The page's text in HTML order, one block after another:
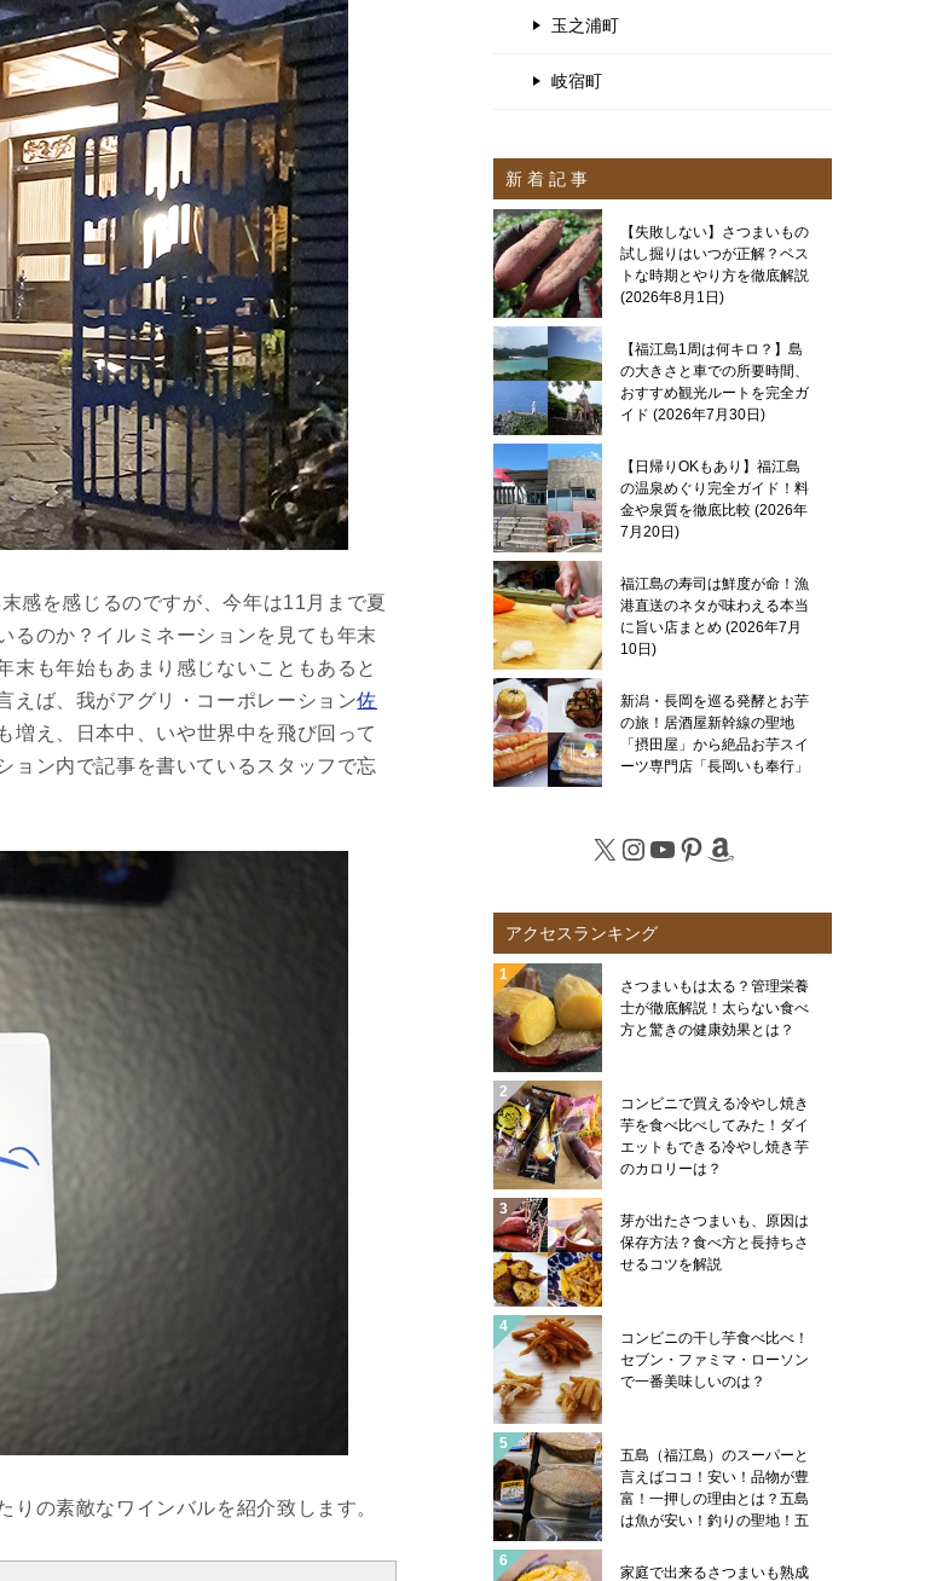
感を感じるのですが、今年は11月まで夏
るのか？イルミネーションを見ても年末
末も年始もあまり感じないこともあると
ば、我がアグリ・コーポレーション佐
増え、日本中、いや世界中を飛び回って
ョン内で記事を書いているスタッフで忘
の素敵なワインバルを紹介致します。
玉之浦町
岐宿町
新 着 記 事
【失敗しない】さつまいもの
試し掘りはいつが正解？ベス
トな時期とやり方を徹底解説
2026年8月1日
【福江島1周は何キロ？】島
の大きさと車での所要時間、
おすすめ観光ルートを完全ガ
イド 2026年7月30日
【日帰りOKもあり】福江島
の温泉めぐり完全ガイド！料
金や泉質を徹底比較 2026年
7月20日
福江島の寿司は鮮度が命！漁
港直送のネタが味わえる本当
に旨い店まとめ 2026年7月
10日
新潟・長岡を巡る発酵とお芋
の旅！居酒屋新幹線の聖地
「摂田屋」から絶品お芋スイ
ーツ専門店「長岡いも奉行」
X Instagram
YouTube
Pinterest
Amazon
アクセスランキング
さつまいもは太る？管理栄養
士が徹底解説！太らない食べ
方と驚きの健康効果とは？
コンビニで買える冷やし焼き
芋を食べ比べしてみた！ダイ
エットもできる冷やし焼き芋
のカロリーは？
芽が出たさつまいも、原因は
保存方法？食べ方と長持ちさ
せるコツを解説
コンビニの干し芋食べ比べ！
セブン・ファミマ・ローソン
で一番美味しいのは？
五島（福江島）のスーパーと
言えばココ！安い！品物が豊
富！一押しの理由とは？五島
は魚が安い！釣りの聖地！五
魚類学者サカナ君の帽子のハ
家庭で出来るさつまいも熟成